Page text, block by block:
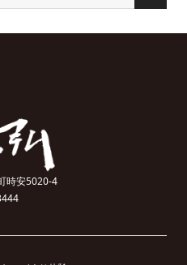
時安5020-4